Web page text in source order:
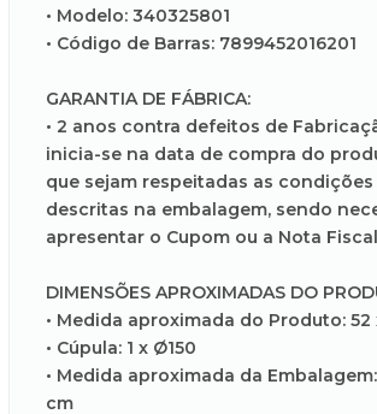
• Modelo: 340325801
• Código de Barras: 7899452016201
GARANTIA DE FÁBRICA:
• 2 anos contra defeitos de
inicia-se na data de compra do
que sejam respeitadas as condições
descritas na embalagem, sendo
apresentar o Cupom ou a Nota
DIMENSÕES APROXIMADAS DO
• Medida aproximada do Produto: 52
• Cúpula: 1 x Ø150
• Medida aproximada da
cm